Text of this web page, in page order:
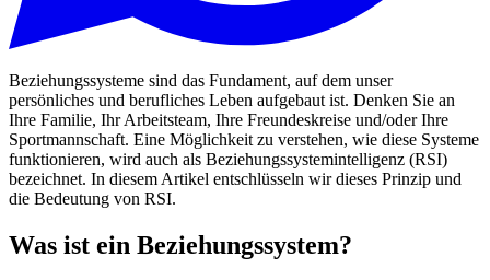
Beziehungssysteme sind das Fundament, auf dem unser
persönliches und berufliches Leben aufgebaut ist. Denken Sie an
Ihre Familie, Ihr Arbeitsteam, Ihre Freundeskreise und/oder Ihre
Sportmannschaft. Eine Möglichkeit zu verstehen, wie diese Systeme
funktionieren, wird auch als Beziehungssystemintelligenz (RSI)
bezeichnet. In diesem Artikel entschlüsseln wir dieses Prinzip und
die Bedeutung von RSI.
Was ist ein Beziehungssystem?